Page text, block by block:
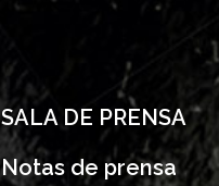
SALA DE PRENSA
Notas de prensa